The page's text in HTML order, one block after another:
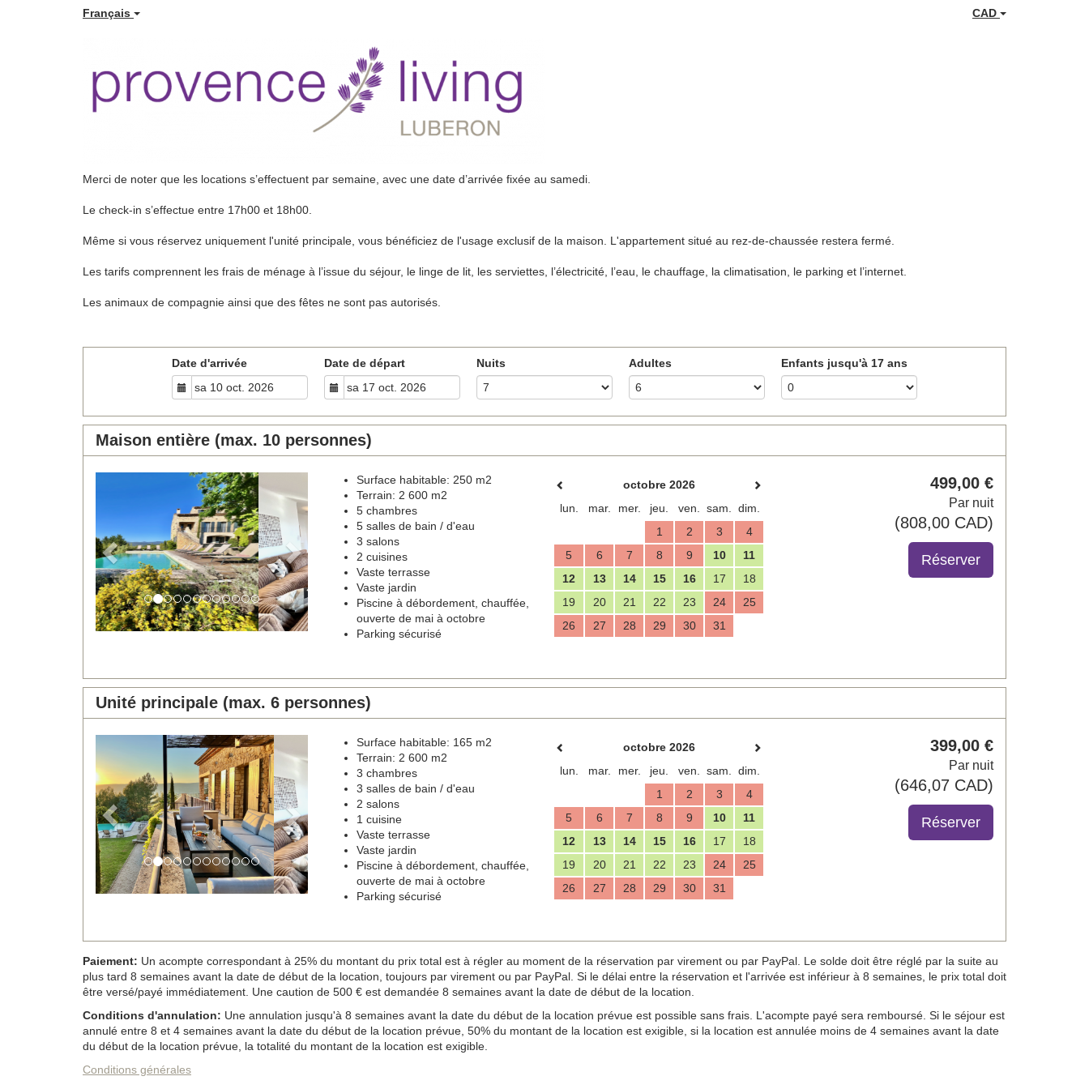
Français CAD
Merci de noter que les locations s’effectuent par semaine, avec une date d’arrivée fixée au samedi.
Le check-in s’effectue entre 17h00 et 18h00.
Même si vous réservez uniquement l'unité principale, vous bénéficiez de l'usage exclusif de la maison. L'appartement situé au rez-de-chaussée restera fermé.
Les tarifs comprennent les frais de ménage à l’issue du séjour, le linge de lit, les serviettes, l’électricité, l’eau, le chauffage, la climatisation, le parking et l’internet.
Les animaux de compagnie ainsi que des fêtes ne sont pas autorisés.
Date d'arrivée Date de départ Nuits Adultes Enfants jusqu'à 17 ans
Maison entière (max. 10 personnes)
Surface habitable: 250 m2
Terrain: 2 600 m2
5 chambres
5 salles de bain / d'eau
3 salons
2 cuisines
Vaste terrasse
Vaste jardin
Piscine à débordement, chauffée,
ouverte de mai à octobre
Parking sécurisé
octobre 2026
lun.
mar. mer. jeu. ven. sam.
dim.
1
2 3
4
5
6 7 8 9 10
11
12
13 14 15 16 17
18
19
20 21 22 23 24
25
26
27 28 29 30 31
499,00 €
Par nuit
(808,00 CAD)
Unité principale (max. 6 personnes)
Previous
Surface habitable: 165 m2
Terrain: 2 600 m2
3 chambres
3 salles de bain / d'eau
2 salons
1 cuisine
Vaste terrasse
Vaste jardin
Piscine à débordement, chauffée,
ouverte de mai à octobre
Parking sécurisé
octobre 2026
lun.
mar. mer. jeu. ven. sam.
dim.
1
2 3
4
5
6 7 8 9 10
11
12
13 14 15 16 17
18
19
20 21 22 23 24
25
26
27 28 29 30 31
399,00 €
Par nuit
(646,07 CAD)
Paiement: Un acompte correspondant à 25% du montant du prix total est à régler au moment de la réservation par virement ou par PayPal. Le solde doit être réglé par la suite au
plus tard 8 semaines avant la date de début de la location, toujours par virement ou par PayPal. Si le délai entre la réservation et l'arrivée est inférieur à 8 semaines, le prix total doit
être versé/payé immédiatement. Une caution de 500 € est demandée 8 semaines avant la date de début de la location.
Conditions d'annulation: Une annulation jusqu'à 8 semaines avant la date du début de la location prévue est possible sans frais. L'acompte payé sera remboursé. Si le séjour est
annulé entre 8 et 4 semaines avant la date du début de la location prévue, 50% du montant de la location est exigible, si la location est annulée moins de 4 semaines avant la date
du début de la location prévue, la totalité du montant de la location est exigible.
Conditions générales